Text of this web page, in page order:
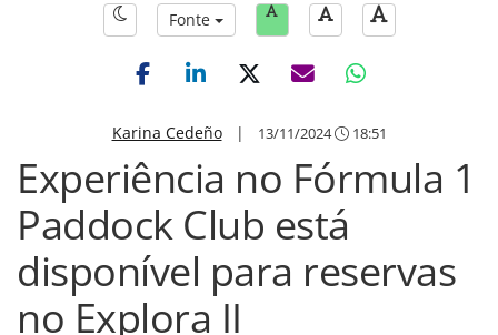
Fonte
Karina Cedeño| 13/11/2024 18:51
Experiência no Fórmula 1
Paddock Club está
disponível para reservas
no Explora II